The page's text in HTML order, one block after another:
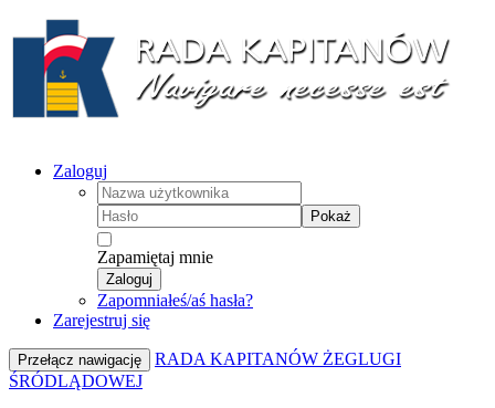
Zaloguj
Pokaż
Zapamiętaj mnie
Zaloguj
Zapomniałeś/aś hasła?
Zarejestruj się
Przełącz nawigację
RADA KAPITANÓW ŻEGLUGI
ŚRÓDLĄDOWEJ